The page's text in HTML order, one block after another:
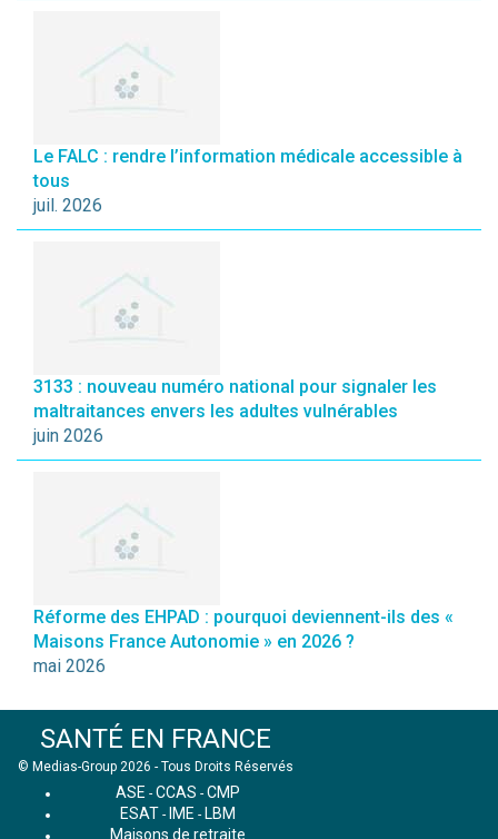
Le FALC : rendre l’information médicale accessible à
tous
juil. 2026
3133 : nouveau numéro national pour signaler les
maltraitances envers les adultes vulnérables
juin 2026
Réforme des EHPAD : pourquoi deviennent-ils des «
Maisons France Autonomie » en 2026 ?
mai 2026
SANTÉ EN FRANCE
© Medias-Group 2026 - Tous Droits Réservés
ASE - CCAS - CMP
ESAT - IME - LBM
Maisons de retraite